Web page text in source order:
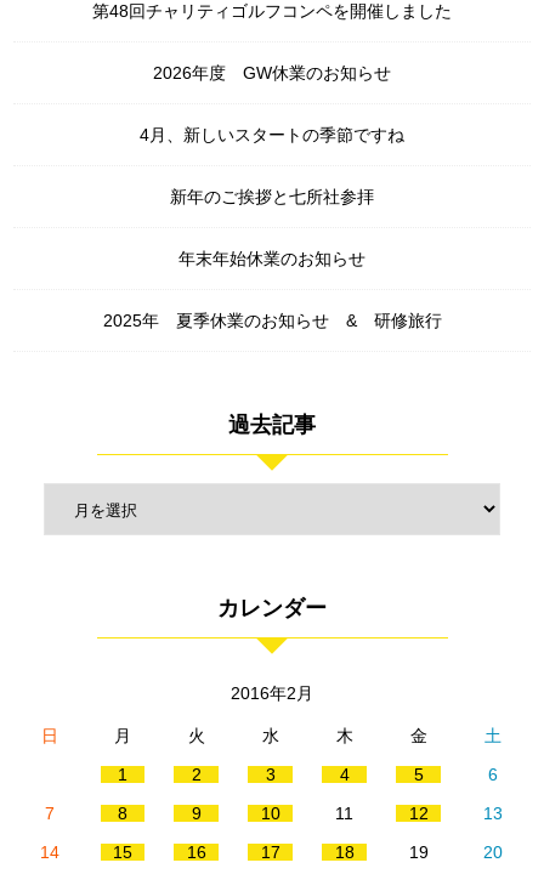
第48回チャリティゴルフコンペを開催しました
2026年度 GW休業のお知らせ
4月、新しいスタートの季節ですね
新年のご挨拶と七所社参拝
年末年始休業のお知らせ
2025年 夏季休業のお知らせ & 研修旅行
過去記事
カレンダー
2016年2月
日 月 火 水 木 金
土
1
2 3 4 5
6
7
8 9 10 11 12
13
14
15 16 17 18 19
20